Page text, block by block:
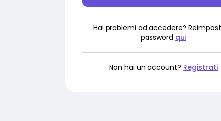
Hai problemi ad accedere?
password qui
Non hai un account? Registrati